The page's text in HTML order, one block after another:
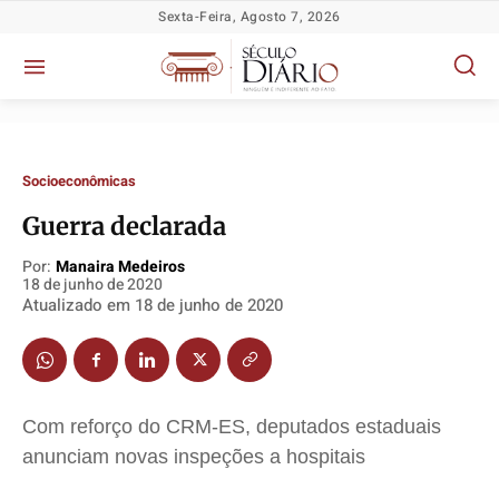
Política
Socioeconômicas
TV Século
Política
Socioeconômicas
TV Século
Política
Socioeconômicas
TV Século
Política
Socioeconômicas
TV Século
Sexta-Feira, Agosto 7, 2026
Socioeconômicas
Guerra declarada
Por: Manaira Medeiros
18 de junho de 2020
Atualizado em 18 de junho de 2020
Com reforço do CRM-ES, deputados estaduais
anunciam novas inspeções a hospitais